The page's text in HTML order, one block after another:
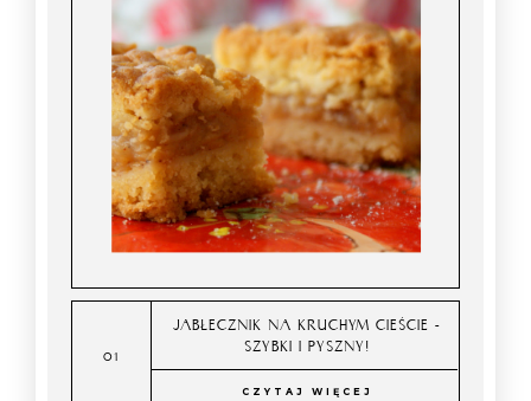
JABŁECZNIK NA KRUCHYM CIEŚCIE -
SZYBKI I PYSZNY!
CZYTAJ WIĘCEJ